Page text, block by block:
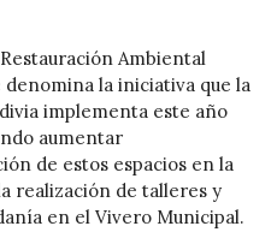
Ambiental
denomina la iniciativa que la
implementa este año
aumentar
de estos espacios en la
realización de talleres y
en el Vivero Municipal.